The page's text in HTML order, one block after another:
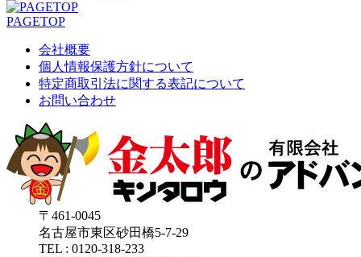
PAGETOP
会社概要
個人情報保護方針について
特定商取引法に関する表記について
お問い合わせ
〒461-0045
名古屋市東区砂田橋5-7-29
TEL : 0120-318-233